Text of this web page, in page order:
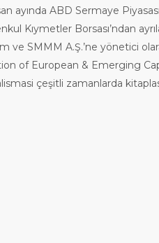
ayında ABD Sermaye
Kıymetler Borsası’ndan
ve SMMM A.Ş.’ne yönetici
of European & Emerging
çeşitli zamanlarda